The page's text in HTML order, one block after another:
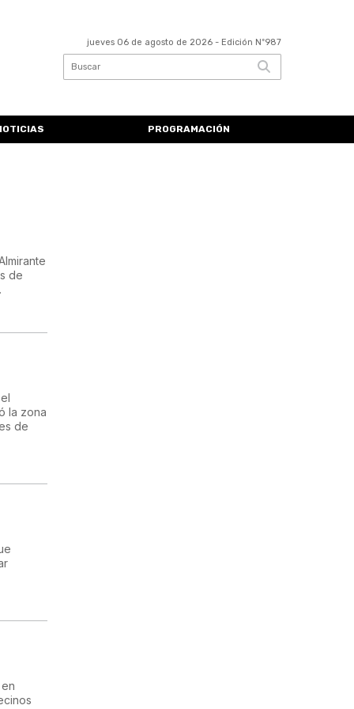
jueves 06 de agosto de 2026 - Edición Nº987
PROGRAMACIÓN
de
la zona
de